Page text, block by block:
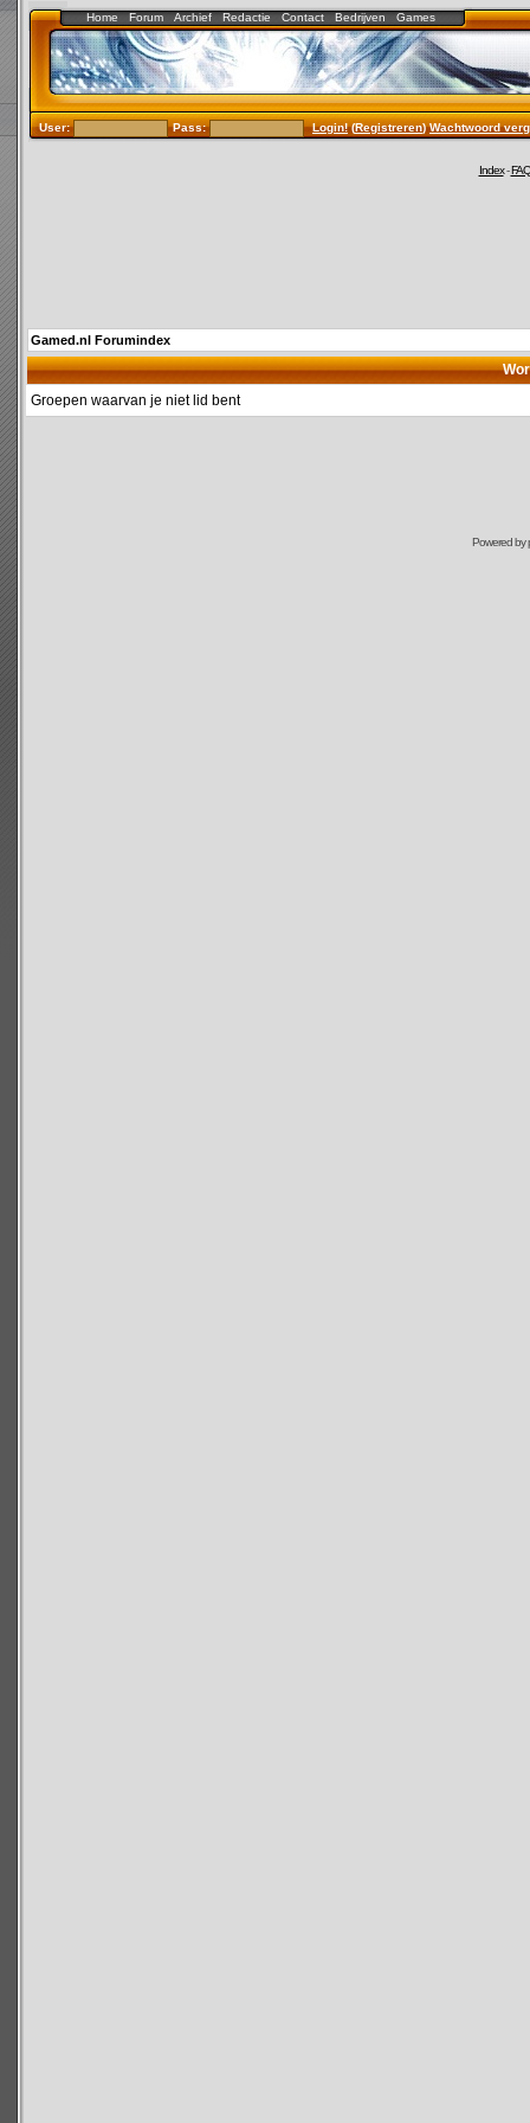
Home Forum Archief Redactie Contact Bedrijven Games
User: Pass: Login!(Registreren)Wachtwoord
Index-FAQ
Gamed.nl Forumindex
Groepen waarvan je niet lid bent
Powered by